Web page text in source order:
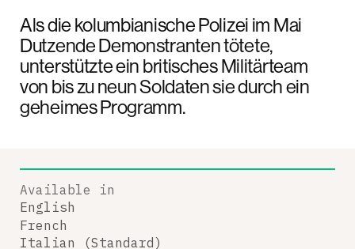
Als die kolumbianische Polizei im Mai
Dutzende Demonstranten tötete,
unterstützte ein britisches Militärteam
von bis zu neun Soldaten sie durch ein
geheimes Programm.
Available in
English
French
Italian (Standard)